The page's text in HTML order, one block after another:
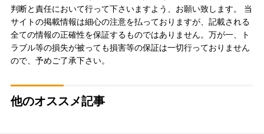
判断と責任において行って下さいますよう、お願い致します。 当
サイトの掲載情報は細心の注意を払っておりますが、記載される
全ての情報の正確性を保証するものではありません。万が一、ト
ラブル等の損失が被っても損害等の保証は一切行っておりません
ので、予めご了承下さい。
他のオススメ記事